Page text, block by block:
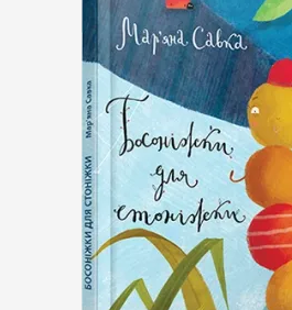
Instagram і
новинами